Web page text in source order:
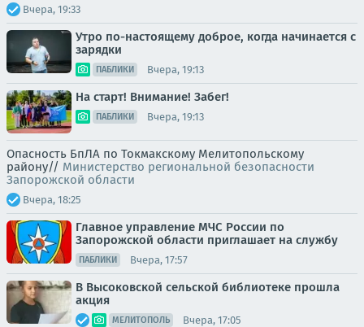
Вчера, 19:33
Утро по-настоящему доброе, когда начинается с
зарядки
ПАБЛИКИ Вчера, 19:13
На старт! Внимание! Забег!
ПАБЛИКИ Вчера, 19:13
Опасность БпЛА по Токмакскому Мелитопольскому
району// Министерство региональной безопасности
Запорожской области
Вчера, 18:25
Главное управление МЧС России по
Запорожской области приглашает на службу
ПАБЛИКИ Вчера, 17:57
В Высоковской сельской библиотеке прошла
акция
МЕЛИТОПОЛЬ Вчера, 17:05